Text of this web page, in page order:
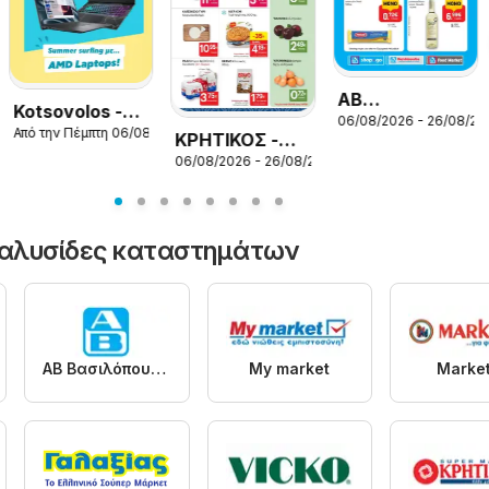
Kotsovolos -
Προσφορές
Από την Πέμπτη 06/08/2026ΚΡΗΤΙΚΟΣ -
Προσφορές
06/08/2026 - 26/08/2026
ΑΒ
Βασιλόπουλος
06/08/2026 - 26/08/
καταστημάτων
ΑΒ Βασιλόπουλος My market